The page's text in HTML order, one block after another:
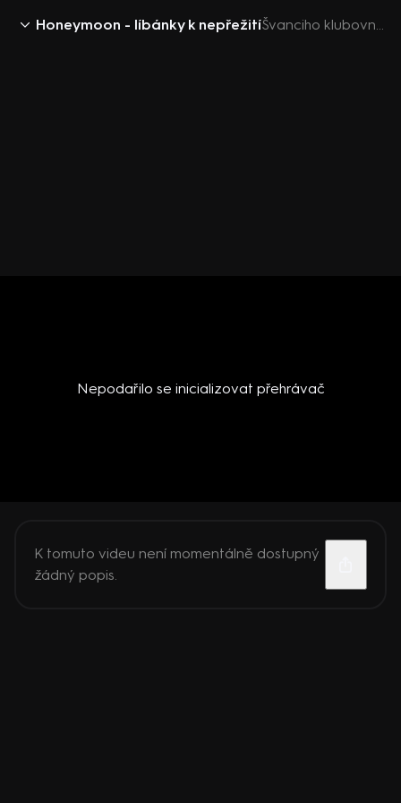
Honeymoon - líbánky k nepřežití Švanciho klubovna (1): nevěsta Emma Marková z realityshow Honeymoon – líbánky k nepřežití
Nepodařilo se inicializovat přehrávač
K tomuto videu není momentálně dostupný
žádný popis.